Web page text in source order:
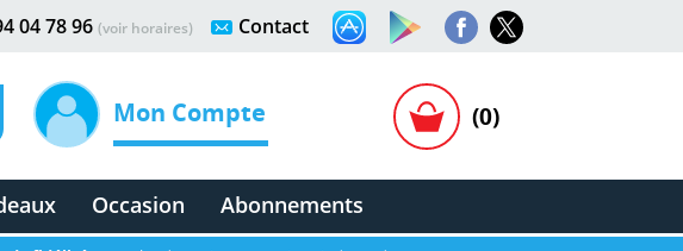
Contact
04 78 96 (voir horaires)
Mon Compte (0)
Occasion Abonnements